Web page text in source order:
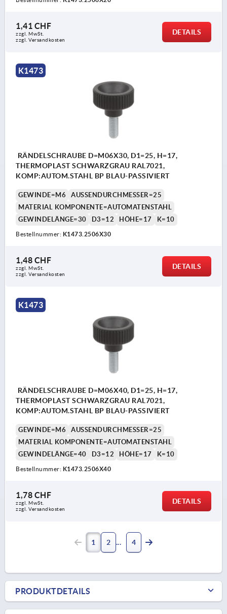
1,41 CHF
zzgl. MwSt.
zzgl. Versandkosten
DETAILS
K1473
RÄNDELSCHRAUBE D=M06X30, D1=25, H=17,
THERMOPLAST SCHWARZGRAU RAL7021,
KOMP:AUTOM.STAHL BP BLAU-PASSIVIERT
GEWINDE=M6
AUSSENDURCHMESSER=25
MATERIAL KOMPONENTE=AUTOMATENSTAHL
GEWINDELÄNGE=30
D3=12 HÖHE=17 K=10
Bestellnummer: K1473.2506X30
1,48 CHF
zzgl. MwSt.
zzgl. Versandkosten
DETAILS
K1473
RÄNDELSCHRAUBE D=M06X40, D1=25, H=17,
THERMOPLAST SCHWARZGRAU RAL7021,
KOMP:AUTOM.STAHL BP BLAU-PASSIVIERT
GEWINDE=M6
AUSSENDURCHMESSER=25
MATERIAL KOMPONENTE=AUTOMATENSTAHL
GEWINDELÄNGE=40
D3=12 HÖHE=17 K=10
Bestellnummer: K1473.2506X40
1,78 CHF
zzgl. MwSt.
zzgl. Versandkosten
DETAILS
1 2 4
PRODUKTDETAILS